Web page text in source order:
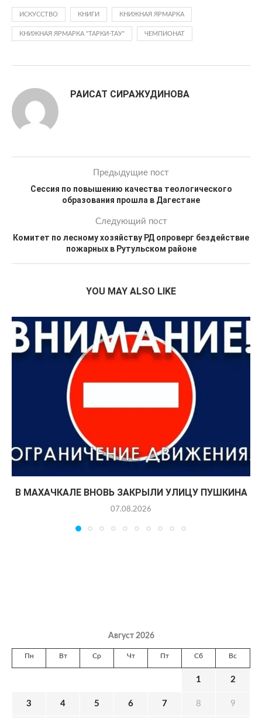
ИСКУССТВО КНИГИ КНИЖНАЯ ЯРМАРКА
КНИЖНАЯ ЯРМАРКА "ТАРКИ-ТАУ" ЧЕМПИОНАТ
РАИСАТ СИРАЖУДИНОВА
Предыдущие пост
Сессия по повышению качества теологического
образования прошла в Дагестане
Следующий пост
Комитет по лесному хозяйству РД опроверг бездействие
пожарных в Рутульском районе
YOU MAY ALSO LIKE
В МАХАЧКАЛЕ ВНОВЬ ЗАКРЫЛИ УЛИЦУ ПУШКИНА
07.08.2026
Август 2026
Пн Вт Ср Чт Пт Сб Вс
1 2
3 4 5 6 7 8 9